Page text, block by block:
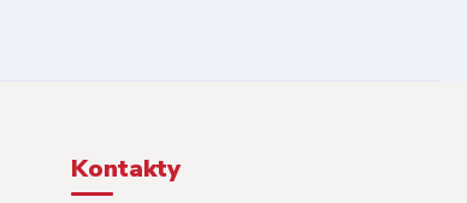
Kontakty